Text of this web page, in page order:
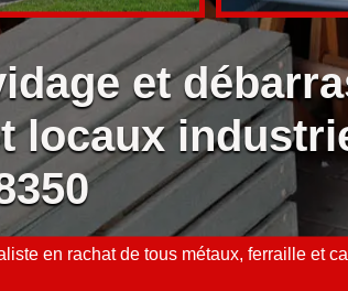
et
locaux
en rachat de tous métaux, ferraille et